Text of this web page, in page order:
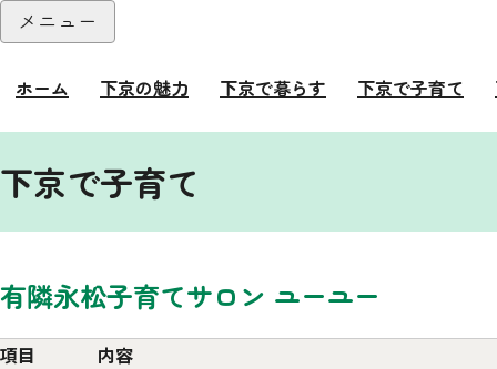
本文へ
メニュー
ホーム 下京の魅力 下京で暮らす 下京で子育て
下京で子育て
有隣永松子育てサロン ユーユー
項目
内容